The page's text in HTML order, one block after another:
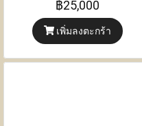
เซนติเมตร x ความสูง 25.50
เซนติเมตร
฿25,000
เพิ่มลงตะกร้า